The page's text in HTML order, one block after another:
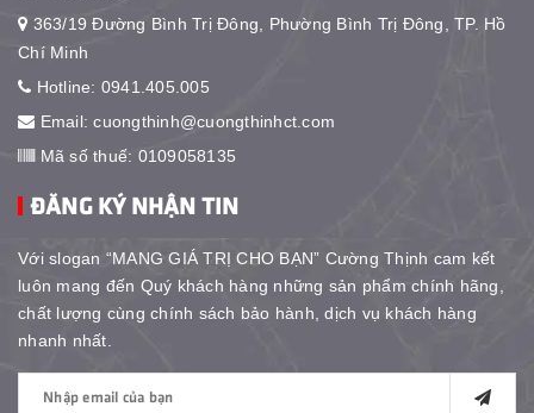
363/19 Đường Bình Trị Đông, Phường Bình Trị Đông, TP. Hồ
Chí Minh
Hotline: 0941.405.005
Email:cuongthinh@cuongthinhct.com
Mã số thuế: 0109058135
ĐĂNG KÝ NHẬN TIN
Với slogan “MANG GIÁ TRỊ CHO BẠN” Cường Thịnh cam kết
luôn mang đến Quý khách hàng những sản phẩm chính hãng,
chất lượng cùng chính sách bảo hành, dịch vụ khách hàng
nhanh nhất.